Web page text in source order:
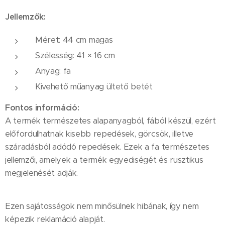
Jellemzők:
Méret: 44 cm magas
Szélesség: 41 × 16 cm
Anyag: fa
Kivehető műanyag ültető betét
Fontos információ:
A termék természetes alapanyagból, fából készül, ezért
előfordulhatnak kisebb repedések, görcsök, illetve
száradásból adódó repedések. Ezek a fa természetes
jellemzői, amelyek a termék egyediségét és rusztikus
megjelenését adják.
Ezen sajátosságok nem minősülnek hibának, így nem
képezik reklamáció alapját.